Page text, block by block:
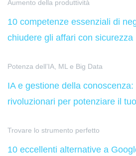
Aumento della produttività
10 competenze essenziali di
chiudere gli affari con sicurezza
Potenza dell’IA, ML e Big Data
IA e gestione della
rivoluzionari per potenziare il
Trovare lo strumento perfetto
10 eccellenti alternative a